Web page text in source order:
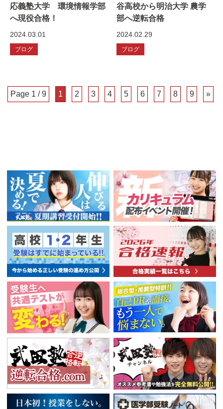
応義塾大学 環境情報学部
へ現役合格！
2024.03.01
ブログ
谷高校から明治大学 農学
部へ逆転合格
2024.02.29
ブログ
Page 1 / 9 1 2 3 4 5 6 7 8 9 »